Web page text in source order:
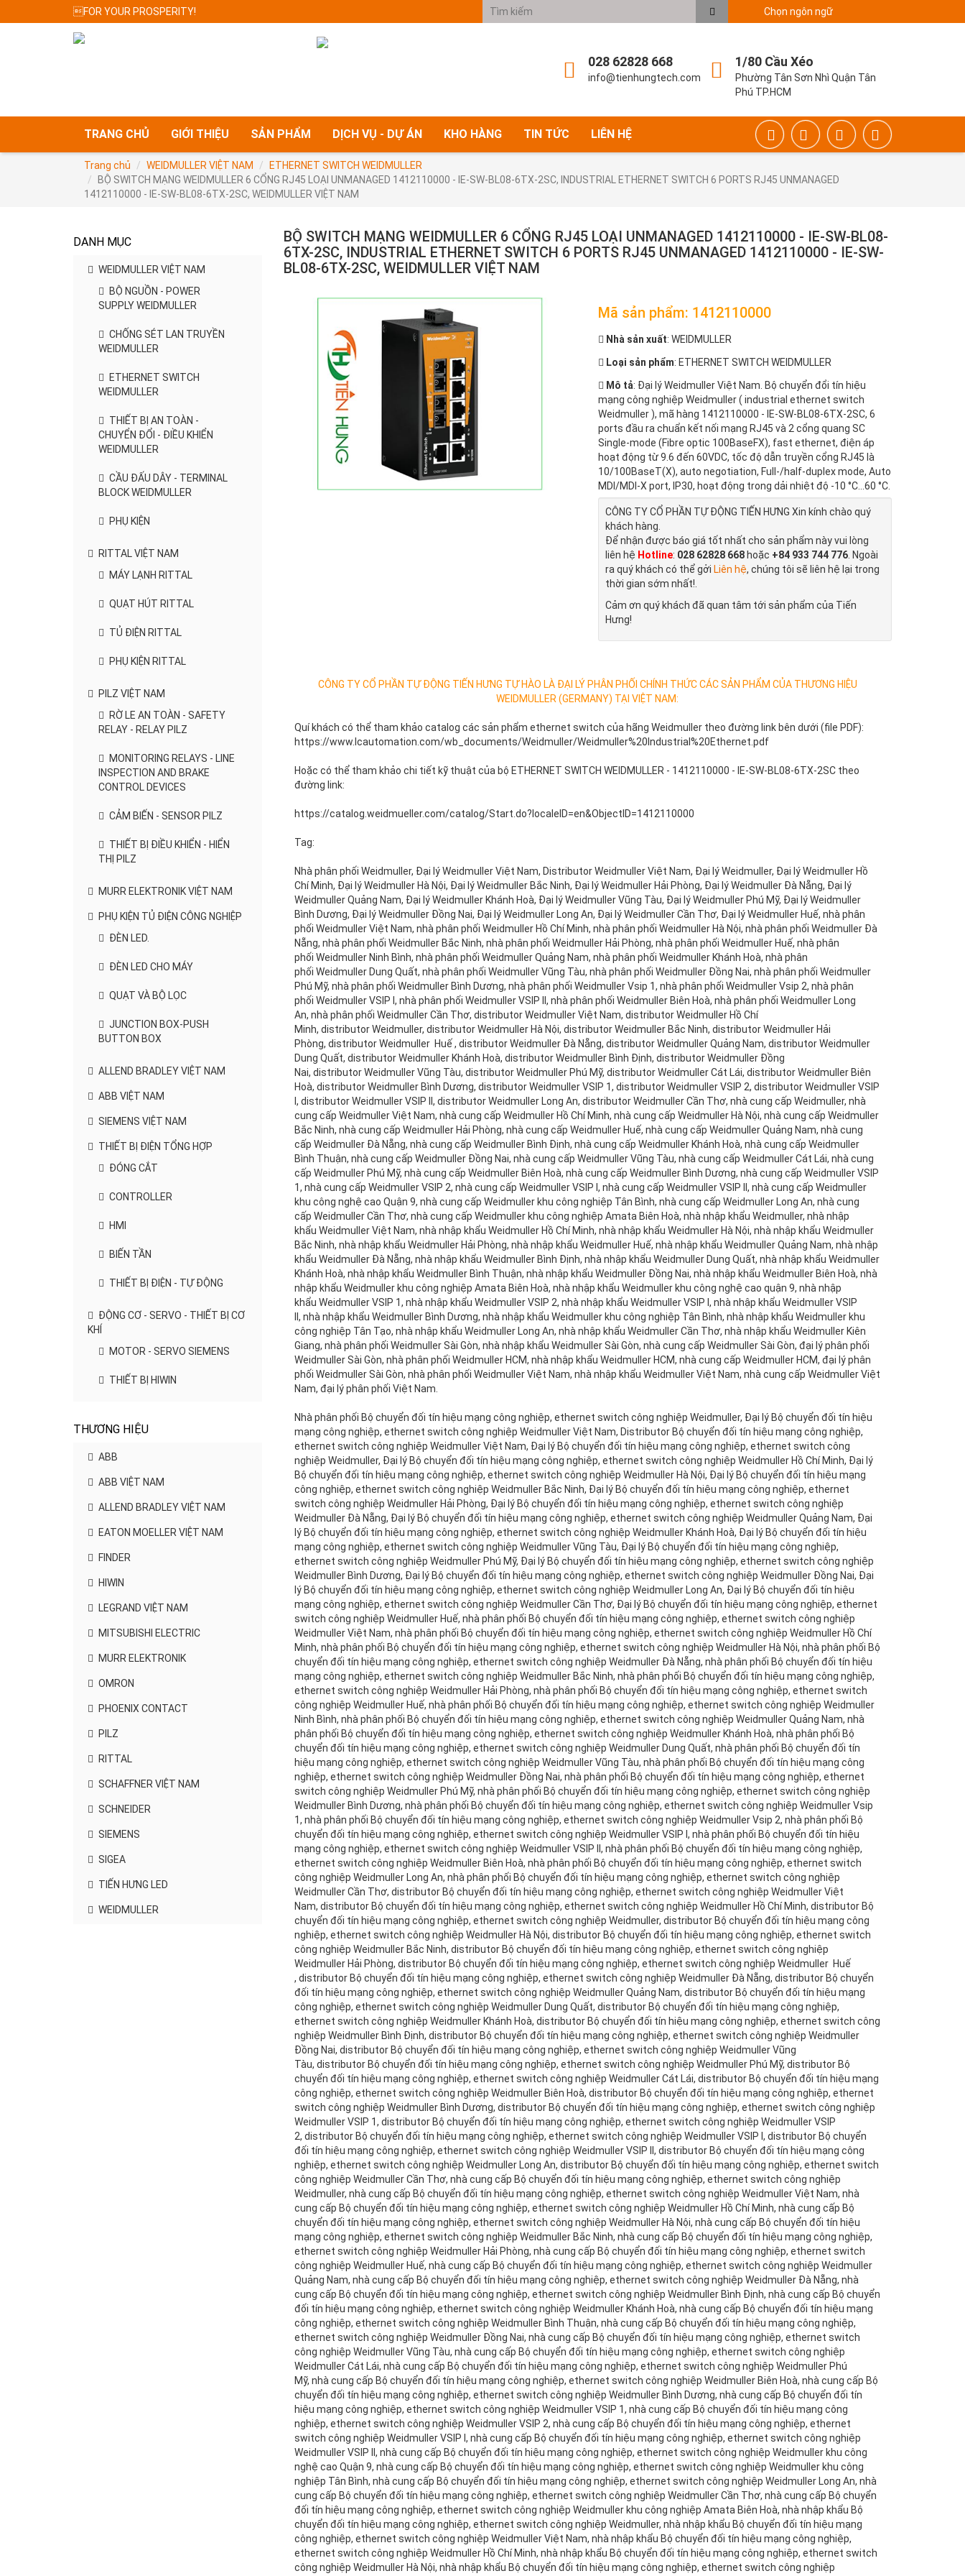
FOR YOUR PROSPERITY! Chọn ngôn ngữ
028 62828 668
info@tienhungtech.com
1/80 Cầu Xéo
Phường Tân Sơn Nhì Quận Tân
Phú TP.HCM
TRANG CHỦ GIỚI THIỆU SẢN PHẨM DỊCH VỤ - DỰ ÁN KHO HÀNG TIN TỨC LIÊN HỆ
Trang chủ WEIDMULLER VIỆT NAM
ETHERNET SWITCH WEIDMULLER
BỘ SWITCH MẠNG WEIDMULLER 6 CỔNG RJ45 LOẠI UNMANAGED 1412110000 - IE-SW-BL08-6TX-2SC, INDUSTRIAL ETHERNET SWITCH 6 PORTS RJ45 UNMANAGED
1412110000 - IE-SW-BL08-6TX-2SC, WEIDMULLER VIỆT NAM
DANH MỤC
WEIDMULLER VIỆT NAM
BỘ NGUỒN - POWER
SUPPLY WEIDMULLER
CHỐNG SÉT LAN TRUYỀN
WEIDMULLER
ETHERNET SWITCH
WEIDMULLER
THIẾT BỊ AN TOÀN -
CHUYỂN ĐỔI - ĐIỀU KHIỂN
WEIDMULLER
CẦU ĐẤU DÂY - TERMINAL
BLOCK WEIDMULLER
PHỤ KIỆN
RITTAL VIỆT NAM
MÁY LẠNH RITTAL
QUẠT HÚT RITTAL
TỦ ĐIỆN RITTAL
PHỤ KIỆN RITTAL
PILZ VIỆT NAM
RỜ LE AN TOÀN - SAFETY
RELAY - RELAY PILZ
MONITORING RELAYS - LINE
INSPECTION AND BRAKE
CONTROL DEVICES
CẢM BIẾN - SENSOR PILZ
THIẾT BỊ ĐIỀU KHIỂN - HIỂN
THỊ PILZ
MURR ELEKTRONIK VIỆT NAM
PHỤ KIỆN TỦ ĐIỆN CÔNG NGHIỆP
ĐÈN LED.
ĐÈN LED CHO MÁY
QUẠT VÀ BỘ LỌC
JUNCTION BOX-PUSH
BUTTON BOX
ALLEND BRADLEY VIỆT NAM
ABB VIỆT NAM
SIEMENS VIỆT NAM
THIẾT BỊ ĐIỆN TỔNG HỢP
ĐÓNG CẮT
CONTROLLER
HMI
BIẾN TẦN
THIẾT BỊ ĐIỆN - TỰ ĐỘNG
ĐỘNG CƠ - SERVO - THIẾT BỊ CƠ
KHÍ
MOTOR - SERVO SIEMENS
THIẾT BỊ HIWIN
THƯƠNG HIỆU
ABB
ABB VIỆT NAM
ALLEND BRADLEY VIỆT NAM
EATON MOELLER VIỆT NAM
FINDER
HIWIN
LEGRAND VIỆT NAM
MITSUBISHI ELECTRIC
MURR ELEKTRONIK
OMRON
PHOENIX CONTACT
PILZ
RITTAL
SCHAFFNER VIỆT NAM
SCHNEIDER
SIEMENS
SIGEA
TIẾN HƯNG LED
WEIDMULLER
BỘ SWITCH MẠNG WEIDMULLER 6 CỔNG RJ45 LOẠI UNMANAGED 1412110000 - IE-SW-BL08-
6TX-2SC, INDUSTRIAL ETHERNET SWITCH 6 PORTS RJ45 UNMANAGED 1412110000 - IE-SW-
BL08-6TX-2SC, WEIDMULLER VIỆT NAM
Mã sản phẩm: 1412110000
Nhà sản xuất: WEIDMULLER
Loại sản phẩm: ETHERNET SWITCH WEIDMULLER
Mô tả: Đại lý Weidmuller Việt Nam. Bộ chuyển đổi tín hiệu
mạng công nghiệp Weidmuller ( industrial ethernet switch
Weidmuller ), mã hàng 1412110000 - IE-SW-BL08-6TX-2SC, 6
ports đầu ra chuẩn kết nối mạng RJ45 và 2 cổng quang SC
Single-mode (Fibre optic 100BaseFX), fast ethernet, điện áp
hoạt động từ 9.6 đến 60VDC, tốc độ dẫn truyền cổng RJ45 là
10/100BaseT(X), auto negotiation, Full-/half-duplex mode, Auto
MDI/MDI-X port, IP30, hoạt động trong dải nhiệt độ -10 °C...60 °C.
CÔNG TY CỔ PHẦN TỰ ĐỘNG TIẾN HƯNG Xin kính chào quý
khách hàng.
Để nhận được báo giá tốt nhất cho sản phẩm này vui lòng
liên hệ Hotline: 028 62828 668 hoặc +84 933 744 776 . Ngoài
ra quý khách có thể gởi Liên hệ, chúng tôi sẽ liên hệ lại trong
thời gian sớm nhất!.
Cảm ơn quý khách đã quan tâm tới sản phẩm của Tiến
Hưng!
CÔNG TY CỔ PHẦN TỰ ĐỘNG TIẾN HƯNG TỰ HÀO LÀ ĐẠI LÝ PHÂN PHỐI CHÍNH THỨC CÁC SẢN PHẨM CỦA THƯƠNG HIỆU
WEIDMULLER (GERMANY) TẠI VIỆT NAM:
Quí khách có thể tham khảo catalog các sản phẩm ethernet switch của hãng Weidmuller theo đường link bên dưới (file PDF):
https://www.lcautomation.com/wb_documents/Weidmuller/Weidmuller%20Industrial%20Ethernet.pdf
Hoặc có thể tham khảo chi tiết kỹ thuật của bộ ETHERNET SWITCH WEIDMULLER - 1412110000 - IE-SW-BL08-6TX-2SCtheo
đường link:
https://catalog.weidmueller.com/catalog/Start.do?localeID=en&ObjectID=1412110000
Tag:
Nhà phân phối Weidmuller, Đại lý Weidmuller Việt Nam, Distributor Weidmuller Việt Nam, Đại lý Weidmuller, Đại lý Weidmuller Hồ
Chí Minh, Đại lý Weidmuller Hà Nội, Đại lý Weidmuller Bắc Ninh, Đại lý Weidmuller Hải Phòng, Đại lý Weidmuller Đà Nẵng, Đại lý
Weidmuller Quảng Nam, Đại lý Weidmuller Khánh Hoà, Đại lý Weidmuller Vũng Tàu, Đại lý Weidmuller Phú Mỹ, Đại lý Weidmuller
Bình Dương, Đại lý Weidmuller Đồng Nai, Đại lý Weidmuller Long An, Đại lý Weidmuller Cần Thơ, Đại lý Weidmuller Huế, nhà phân
phối Weidmuller Việt Nam, nhà phân phối Weidmuller Hồ Chí Minh, nhà phân phối Weidmuller Hà Nội, nhà phân phối Weidmuller Đà
Nẵng, nhà phân phối Weidmuller Bắc Ninh, nhà phân phối Weidmuller Hải Phòng, nhà phân phối Weidmuller Huế, nhà phân
phối Weidmuller Ninh Bình, nhà phân phối Weidmuller Quảng Nam, nhà phân phối Weidmuller Khánh Hoà, nhà phân
phối Weidmuller Dung Quất, nhà phân phối Weidmuller Vũng Tàu, nhà phân phối Weidmuller Đồng Nai, nhà phân phối Weidmuller
Phú Mỹ, nhà phân phối Weidmuller Bình Dương, nhà phân phối Weidmuller Vsip 1, nhà phân phối Weidmuller Vsip 2, nhà phân
phối Weidmuller VSIP I, nhà phân phối Weidmuller VSIP II, nhà phân phối Weidmuller Biên Hoà, nhà phân phối Weidmuller Long
An, nhà phân phối Weidmuller Cần Thơ, distributor Weidmuller Việt Nam, distributor Weidmuller Hồ Chí
Minh, distributor Weidmuller, distributor Weidmuller Hà Nội, distributor Weidmuller Bắc Ninh, distributor Weidmuller Hải
Phòng, distributor Weidmuller Huế , distributor Weidmuller Đà Nẵng, distributor Weidmuller Quảng Nam, distributor Weidmuller
Dung Quất, distributor Weidmuller Khánh Hoà, distributor Weidmuller Bình Định, distributor Weidmuller Đồng
Nai, distributor Weidmuller Vũng Tàu, distributor Weidmuller Phú Mỹ, distributor Weidmuller Cát Lái, distributor Weidmuller Biên
Hoà, distributor Weidmuller Bình Dương, distributor Weidmuller VSIP 1, distributor Weidmuller VSIP 2, distributor Weidmuller VSIP
I, distributor Weidmuller VSIP II, distributor Weidmuller Long An, distributor Weidmuller Cần Thơ, nhà cung cấp Weidmuller, nhà
cung cấp Weidmuller Việt Nam, nhà cung cấp Weidmuller Hồ Chí Minh, nhà cung cấp Weidmuller Hà Nội, nhà cung cấp Weidmuller
Bắc Ninh, nhà cung cấp Weidmuller Hải Phòng, nhà cung cấp Weidmuller Huế, nhà cung cấp Weidmuller Quảng Nam, nhà cung
cấp Weidmuller Đà Nẵng, nhà cung cấp Weidmuller Bình Định, nhà cung cấp Weidmuller Khánh Hoà, nhà cung cấp Weidmuller
Bình Thuận, nhà cung cấp Weidmuller Đồng Nai, nhà cung cấp Weidmuller Vũng Tàu, nhà cung cấp Weidmuller Cát Lái, nhà cung
cấp Weidmuller Phú Mỹ, nhà cung cấp Weidmuller Biên Hoà, nhà cung cấp Weidmuller Bình Dương, nhà cung cấp Weidmuller VSIP
1, nhà cung cấp Weidmuller VSIP 2, nhà cung cấp Weidmuller VSIP I, nhà cung cấp Weidmuller VSIP II, nhà cung cấp Weidmuller
khu công nghệ cao Quận 9, nhà cung cấp Weidmuller khu công nghiệp Tân Bình, nhà cung cấp Weidmuller Long An, nhà cung
cấp Weidmuller Cần Thơ, nhà cung cấp Weidmuller khu công nghiệp Amata Biên Hoà, nhà nhập khẩu Weidmuller, nhà nhập
khẩu Weidmuller Việt Nam, nhà nhập khẩu Weidmuller Hồ Chí Minh, nhà nhập khẩu Weidmuller Hà Nội, nhà nhập khẩu Weidmuller
Bắc Ninh, nhà nhập khẩu Weidmuller Hải Phòng, nhà nhập khẩu Weidmuller Huế, nhà nhập khẩu Weidmuller Quảng Nam, nhà nhập
khẩu Weidmuller Đà Nẵng, nhà nhập khẩu Weidmuller Bình Định, nhà nhập khẩu Weidmuller Dung Quất, nhà nhập khẩu Weidmuller
Khánh Hoà, nhà nhập khẩu Weidmuller Bình Thuận, nhà nhập khẩu Weidmuller Đồng Nai, nhà nhập khẩu Weidmuller Biên Hoà, nhà
nhập khẩu Weidmuller khu công nghiệp Amata Biên Hoà, nhà nhập khẩu Weidmuller khu công nghệ cao quận 9, nhà nhập
khẩu Weidmuller VSIP 1, nhà nhập khẩu Weidmuller VSIP 2, nhà nhập khẩu Weidmuller VSIP I, nhà nhập khẩu Weidmuller VSIP
II, nhà nhập khẩu Weidmuller Bình Dương, nhà nhập khẩu Weidmuller khu công nghiệp Tân Bình, nhà nhập khẩu Weidmuller khu
công nghiệp Tân Tạo, nhà nhập khẩu Weidmuller Long An, nhà nhập khẩu Weidmuller Cần Thơ, nhà nhập khẩu Weidmuller Kiên
Giang, nhà phân phối Weidmuller Sài Gòn, nhà nhập khẩu Weidmuller Sài Gòn, nhà cung cấp Weidmuller Sài Gòn, đại lý phân phối
Weidmuller Sài Gòn, nhà phân phối Weidmuller HCM, nhà nhập khẩu Weidmuller HCM, nhà cung cấp Weidmuller HCM, đại lý phân
phối Weidmuller Sài Gòn, nhà phân phối Weidmuller Việt Nam, nhà nhập khẩu Weidmuller Việt Nam, nhà cung cấp Weidmuller Việt
Nam, đại lý phân phối Việt Nam.
Nhà phân phối Bộ chuyển đối tín hiệu mạng công nghiệp, ethernet switch công nghiệp Weidmuller, Đại lý Bộ chuyển đối tín hiệu mạng công nghiệp, ethernet switch công nghiệp Weidmuller Việt Nam, Distributor Bộ chuyển đối tín hiệu mạng công nghiệp, ethernet switch công nghiệp Weidmuller Việt Nam, Đại lý Bộ chuyển đối tín hiệu mạng công nghiệp, ethernet switch công nghiệp Weidmuller, Đại lý Bộ chuyển đối tín hiệu mạng công nghiệp, ethernet switch công nghiệp Weidmuller Hồ Chí Minh, Đại lý Bộ chuyển đối tín hiệu mạng công nghiệp, ethernet switch công nghiệp Weidmuller Hà Nội, Đại lý Bộ chuyển đối tín hiệu mạng công nghiệp, ethernet switch công nghiệp Weidmuller Bắc Ninh, Đại lý Bộ chuyển đối tín hiệu mạng công nghiệp, ethernet switch công nghiệp Weidmuller Hải Phòng, Đại lý Bộ chuyển đối tín hiệu mạng công nghiệp, ethernet switch công nghiệp Weidmuller Đà Nẵng, Đại lý Bộ chuyển đối tín hiệu mạng công nghiệp, ethernet switch công nghiệp Weidmuller Quảng Nam, Đại lý Bộ chuyển đối tín hiệu mạng công nghiệp, ethernet switch công nghiệp Weidmuller Khánh Hoà, Đại lý Bộ chuyển đối tín hiệu mạng công nghiệp, ethernet switch công nghiệp Weidmuller Vũng Tàu, Đại lý Bộ chuyển đối tín hiệu mạng công nghiệp, ethernet switch công nghiệp Weidmuller Phú Mỹ, Đại lý Bộ chuyển đối tín hiệu mạng công nghiệp, ethernet switch công nghiệp Weidmuller Bình Dương, Đại lý Bộ chuyển đối tín hiệu mạng công nghiệp, ethernet switch công nghiệp Weidmuller Đồng Nai, Đại lý Bộ chuyển đối tín hiệu mạng công nghiệp, ethernet switch công nghiệp Weidmuller Long An, Đại lý Bộ chuyển đối tín hiệu mạng công nghiệp, ethernet switch công nghiệp Weidmuller Cần Thơ, Đại lý Bộ chuyển đối tín hiệu mạng công nghiệp, ethernet switch công nghiệp Weidmuller Huế, nhà phân phối Bộ chuyển đối tín hiệu mạng công nghiệp, ethernet switch công nghiệp Weidmuller Việt Nam, nhà phân phối Bộ chuyển đối tín hiệu mạng công nghiệp, ethernet switch công nghiệp Weidmuller Hồ Chí Minh, nhà phân phối Bộ chuyển đối tín hiệu mạng công nghiệp, ethernet switch công nghiệp Weidmuller Hà Nội, nhà phân phối Bộ chuyển đối tín hiệu mạng công nghiệp, ethernet switch công nghiệp Weidmuller Đà Nẵng, nhà phân phối Bộ chuyển đối tín hiệu mạng công nghiệp, ethernet switch công nghiệp Weidmuller Bắc Ninh, nhà phân phối Bộ chuyển đối tín hiệu mạng công nghiệp, ethernet switch công nghiệp Weidmuller Hải Phòng, nhà phân phối Bộ chuyển đối tín hiệu mạng công nghiệp, ethernet switch công nghiệp Weidmuller Huế, nhà phân phối Bộ chuyển đối tín hiệu mạng công nghiệp, ethernet switch công nghiệp Weidmuller Ninh Bình, nhà phân phối Bộ chuyển đối tín hiệu mạng công nghiệp, ethernet switch công nghiệp Weidmuller Quảng Nam, nhà phân phối Bộ chuyển đối tín hiệu mạng công nghiệp, ethernet switch công nghiệp Weidmuller Khánh Hoà, nhà phân phối Bộ chuyển đối tín hiệu mạng công nghiệp, ethernet switch công nghiệp Weidmuller Dung Quất, nhà phân phối Bộ chuyển đối tín hiệu mạng công nghiệp, ethernet switch công nghiệp Weidmuller Vũng Tàu, nhà phân phối Bộ chuyển đối tín hiệu mạng công nghiệp, ethernet switch công nghiệp Weidmuller Đồng Nai, nhà phân phối Bộ chuyển đối tín hiệu mạng công nghiệp, ethernet switch công nghiệp Weidmuller Phú Mỹ, nhà phân phối Bộ chuyển đối tín hiệu mạng công nghiệp, ethernet switch công nghiệp Weidmuller Bình Dương, nhà phân phối Bộ chuyển đối tín hiệu mạng công nghiệp, ethernet switch công nghiệp Weidmuller Vsip 1, nhà phân phối Bộ chuyển đối tín hiệu mạng công nghiệp, ethernet switch công nghiệp Weidmuller Vsip 2, nhà phân phối Bộ chuyển đối tín hiệu mạng công nghiệp, ethernet switch công nghiệp Weidmuller VSIP I, nhà phân phối Bộ chuyển đối tín hiệu mạng công nghiệp, ethernet switch công nghiệp Weidmuller VSIP II, nhà phân phối Bộ chuyển đối tín hiệu mạng công nghiệp, ethernet switch công nghiệp Weidmuller Biên Hoà, nhà phân phối Bộ chuyển đối tín hiệu mạng công nghiệp, ethernet switch công nghiệp Weidmuller Long An, nhà phân phối Bộ chuyển đối tín hiệu mạng công nghiệp, ethernet switch công nghiệp Weidmuller Cần Thơ, distributor Bộ chuyển đối tín hiệu mạng công nghiệp, ethernet switch công nghiệp Weidmuller Việt Nam, distributor Bộ chuyển đối tín hiệu mạng công nghiệp, ethernet switch công nghiệp Weidmuller Hồ Chí Minh, distributor Bộ chuyển đối tín hiệu mạng công nghiệp, ethernet switch công nghiệp Weidmuller, distributor Bộ chuyển đối tín hiệu mạng công nghiệp, ethernet switch công nghiệp Weidmuller Hà Nội, distributor Bộ chuyển đối tín hiệu mạng công nghiệp, ethernet switch công nghiệp Weidmuller Bắc Ninh, distributor Bộ chuyển đối tín hiệu mạng công nghiệp, ethernet switch công nghiệp Weidmuller Hải Phòng, distributor Bộ chuyển đối tín hiệu mạng công nghiệp, ethernet switch công nghiệp Weidmuller Huế , distributor Bộ chuyển đối tín hiệu mạng công nghiệp, ethernet switch công nghiệp Weidmuller Đà Nẵng, distributor Bộ chuyển đối tín hiệu mạng công nghiệp, ethernet switch công nghiệp Weidmuller Quảng Nam, distributor Bộ chuyển đối tín hiệu mạng công nghiệp, ethernet switch công nghiệp Weidmuller Dung Quất, distributor Bộ chuyển đối tín hiệu mạng công nghiệp, ethernet switch công nghiệp Weidmuller Khánh Hoà, distributor Bộ chuyển đối tín hiệu mạng công nghiệp, ethernet switch công nghiệp Weidmuller Bình Định, distributor Bộ chuyển đối tín hiệu mạng công nghiệp, ethernet switch công nghiệp Weidmuller Đồng Nai, distributor Bộ chuyển đối tín hiệu mạng công nghiệp, ethernet switch công nghiệp Weidmuller Vũng Tàu, distributor Bộ chuyển đối tín hiệu mạng công nghiệp, ethernet switch công nghiệp Weidmuller Phú Mỹ, distributor Bộ chuyển đối tín hiệu mạng công nghiệp, ethernet switch công nghiệp Weidmuller Cát Lái, distributor Bộ chuyển đối tín hiệu mạng công nghiệp, ethernet switch công nghiệp Weidmuller Biên Hoà, distributor Bộ chuyển đối tín hiệu mạng công nghiệp, ethernet switch công nghiệp Weidmuller Bình Dương, distributor Bộ chuyển đối tín hiệu mạng công nghiệp, ethernet switch công nghiệp Weidmuller VSIP 1, distributor Bộ chuyển đối tín hiệu mạng công nghiệp, ethernet switch công nghiệp Weidmuller VSIP 2, distributor Bộ chuyển đối tín hiệu mạng công nghiệp, ethernet switch công nghiệp Weidmuller VSIP I, distributor Bộ chuyển đối tín hiệu mạng công nghiệp, ethernet switch công nghiệp Weidmuller VSIP II, distributor Bộ chuyển đối tín hiệu mạng công nghiệp, ethernet switch công nghiệp Weidmuller Long An, distributor Bộ chuyển đối tín hiệu mạng công nghiệp, ethernet switch công nghiệp Weidmuller Cần Thơ, nhà cung cấp Bộ chuyển đối tín hiệu mạng công nghiệp, ethernet switch công nghiệp Weidmuller, nhà cung cấp Bộ chuyển đối tín hiệu mạng công nghiệp, ethernet switch công nghiệp Weidmuller Việt Nam, nhà cung cấp Bộ chuyển đối tín hiệu mạng công nghiệp, ethernet switch công nghiệp Weidmuller Hồ Chí Minh, nhà cung cấp Bộ chuyển đối tín hiệu mạng công nghiệp, ethernet switch công nghiệp Weidmuller Hà Nội, nhà cung cấp Bộ chuyển đối tín hiệu mạng công nghiệp, ethernet switch công nghiệp Weidmuller Bắc Ninh, nhà cung cấp Bộ chuyển đối tín hiệu mạng công nghiệp, ethernet switch công nghiệp Weidmuller Hải Phòng, nhà cung cấp Bộ chuyển đối tín hiệu mạng công nghiệp, ethernet switch công nghiệp Weidmuller Huế, nhà cung cấp Bộ chuyển đối tín hiệu mạng công nghiệp, ethernet switch công nghiệp Weidmuller Quảng Nam, nhà cung cấp Bộ chuyển đối tín hiệu mạng công nghiệp, ethernet switch công nghiệp Weidmuller Đà Nẵng, nhà cung cấp Bộ chuyển đối tín hiệu mạng công nghiệp, ethernet switch công nghiệp Weidmuller Bình Định, nhà cung cấp Bộ chuyển đối tín hiệu mạng công nghiệp, ethernet switch công nghiệp Weidmuller Khánh Hoà, nhà cung cấp Bộ chuyển đối tín hiệu mạng công nghiệp, ethernet switch công nghiệp Weidmuller Bình Thuận, nhà cung cấp Bộ chuyển đối tín hiệu mạng công nghiệp, ethernet switch công nghiệp Weidmuller Đồng Nai, nhà cung cấp Bộ chuyển đối tín hiệu mạng công nghiệp, ethernet switch công nghiệp Weidmuller Vũng Tàu, nhà cung cấp Bộ chuyển đối tín hiệu mạng công nghiệp, ethernet switch công nghiệp Weidmuller Cát Lái, nhà cung cấp Bộ chuyển đối tín hiệu mạng công nghiệp, ethernet switch công nghiệp Weidmuller Phú Mỹ, nhà cung cấp Bộ chuyển đối tín hiệu mạng công nghiệp, ethernet switch công nghiệp Weidmuller Biên Hoà, nhà cung cấp Bộ chuyển đối tín hiệu mạng công nghiệp, ethernet switch công nghiệp Weidmuller Bình Dương, nhà cung cấp Bộ chuyển đối tín hiệu mạng công nghiệp, ethernet switch công nghiệp Weidmuller VSIP 1, nhà cung cấp Bộ chuyển đối tín hiệu mạng công nghiệp, ethernet switch công nghiệp Weidmuller VSIP 2, nhà cung cấp Bộ chuyển đối tín hiệu mạng công nghiệp, ethernet switch công nghiệp Weidmuller VSIP I, nhà cung cấp Bộ chuyển đối tín hiệu mạng công nghiệp, ethernet switch công nghiệp Weidmuller VSIP II, nhà cung cấp Bộ chuyển đối tín hiệu mạng công nghiệp, ethernet switch công nghiệp Weidmuller khu công nghệ cao Quận 9, nhà cung cấp Bộ chuyển đối tín hiệu mạng công nghiệp, ethernet switch công nghiệp Weidmuller khu công nghiệp Tân Bình, nhà cung cấp Bộ chuyển đối tín hiệu mạng công nghiệp, ethernet switch công nghiệp Weidmuller Long An, nhà cung cấp Bộ chuyển đối tín hiệu mạng công nghiệp, ethernet switch công nghiệp Weidmuller Cần Thơ, nhà cung cấp Bộ chuyển đối tín hiệu mạng công nghiệp, ethernet switch công nghiệp Weidmuller khu công nghiệp Amata Biên Hoà, nhà nhập khẩu Bộ chuyển đối tín hiệu mạng công nghiệp, ethernet switch công nghiệp Weidmuller, nhà nhập khẩu Bộ chuyển đối tín hiệu mạng công nghiệp, ethernet switch công nghiệp Weidmuller Việt Nam, nhà nhập khẩu Bộ chuyển đối tín hiệu mạng công nghiệp, ethernet switch công nghiệp Weidmuller Hồ Chí Minh, nhà nhập khẩu Bộ chuyển đối tín hiệu mạng công nghiệp, ethernet switch công nghiệp Weidmuller Hà Nội, nhà nhập khẩu Bộ chuyển đối tín hiệu mạng công nghiệp, ethernet switch công nghiệp Weidmuller Bắc Ninh, nhà nhập khẩu Bộ chuyển đối tín hiệu mạng công nghiệp, ethernet switch công nghiệp Weidmuller Hải Phòng, nhà nhập khẩu Bộ chuyển đối tín hiệu mạng công nghiệp, ethernet switch công nghiệp Weidmuller Huế, nhà nhập khẩu Bộ chuy